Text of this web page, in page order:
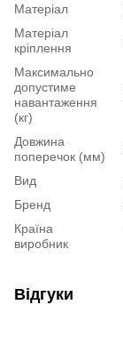
Матеріал
Матеріал
кріплення
Максимально
допустиме
навантаження
(кг)
Довжина
поперечок (мм)
Вид
Бренд
Країна
виробник
Відгуки